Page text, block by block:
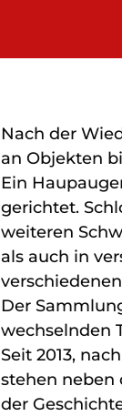
Nach der
an Objekten
Ein
gerichtet.
weiteren
als auch in
Der
wechselnden
Seit 2013,
stehen neben
der